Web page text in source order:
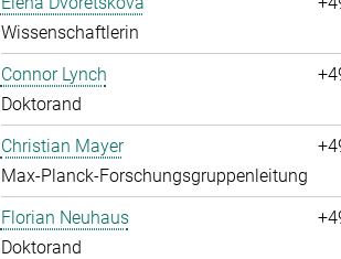
Wissenschaftlerin
Connor Lynch
Doktorand
Christian Mayer
Max-Planck-Forschungsgruppenleitung
Florian Neuhaus
Doktorand